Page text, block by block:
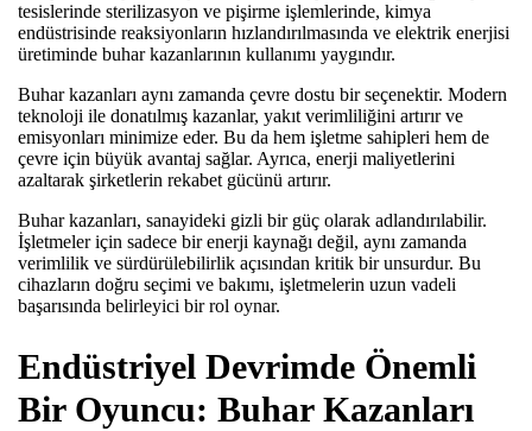
tesislerinde sterilizasyon ve pişirme işlemlerinde, kimya
endüstrisinde reaksiyonların hızlandırılmasında ve elektrik enerjisi
üretiminde buhar kazanlarının kullanımı yaygındır.
Buhar kazanları aynı zamanda çevre dostu bir seçenektir. Modern
teknoloji ile donatılmış kazanlar, yakıt verimliliğini artırır ve
emisyonları minimize eder. Bu da hem işletme sahipleri hem de
çevre için büyük avantaj sağlar. Ayrıca, enerji maliyetlerini
azaltarak şirketlerin rekabet gücünü artırır.
Buhar kazanları, sanayideki gizli bir güç olarak adlandırılabilir.
İşletmeler için sadece bir enerji kaynağı değil, aynı zamanda
verimlilik ve sürdürülebilirlik açısından kritik bir unsurdur. Bu
cihazların doğru seçimi ve bakımı, işletmelerin uzun vadeli
başarısında belirleyici bir rol oynar.
Endüstriyel Devrimde Önemli
Bir Oyuncu: Buhar Kazanları